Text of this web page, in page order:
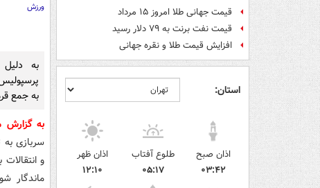
قیمت جهانی طلا امروز ۱۵ مرداد
قیمت نفت برنت به ۷۹ دلار رسید
افزایش قیمت طلا و نقره جهانی
استان:
اذان صبح
۰۳:۴۲
طلوع آفتاب
۰۵:۱۷
اذان ظهر
۱۲:۱۰
ورزش
به
به جمع
به
سربازی به
و
ماندگار